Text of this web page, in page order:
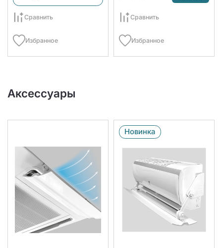
Сравнить
Избранное
Сравнить
Избранное
Аксессуары
Новинка